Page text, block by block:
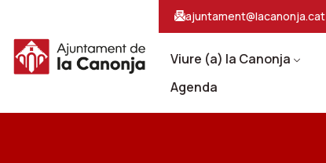
contingut
principal
la
navegacio
ajuntament@lacanonja.cat
Viure (a) la Canonja
Agenda